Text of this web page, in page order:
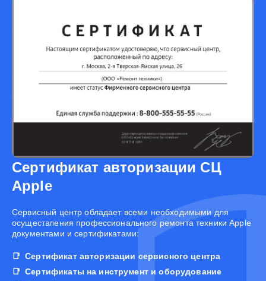
Сертификат авторизации СЦ
Apple
Cервисный центр обладает всеми необходимыми для
осуществления профессионального ремонта техники Apple
документами и сертификатами:
Сертификат авторизации сервисного центра
Сертификаты на инструмент и оборудование